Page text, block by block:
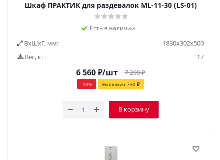
Шкаф ПРАКТИК для раздевалок ML-11-30 (LS-01)
Есть в наличии
ВxШxГ, мм:
1830х302х500
Вес, кг:
17
6 560₽/шт 7 290₽
-10% Экономия 730 ₽
В корзину